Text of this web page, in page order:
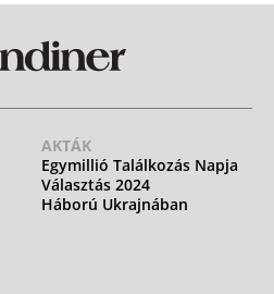
AKTÁK
Egymillió Találkozás Napja
Választás 2024
Háború Ukrajnában